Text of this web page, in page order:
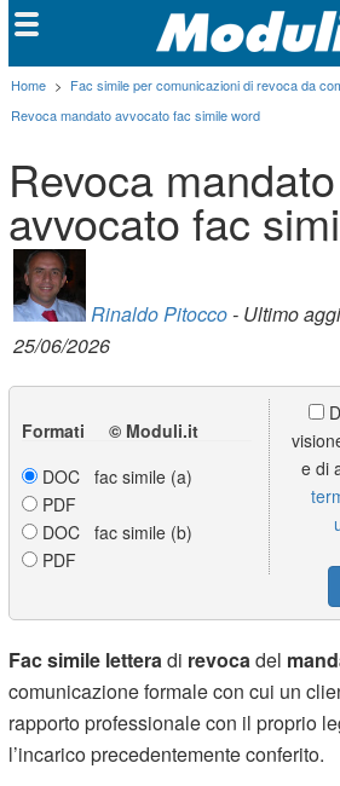
Home > Fac simile per comunicazioni di revoca da
Revoca mandato avvocato fac simile word
Revoca mandato
avvocato fac
Rinaldo Pitocco- Ultimo
25/06/2026
Formati © Moduli.it
DOC fac simile (a)
PDF
DOC fac simile (b)
PDF
e di
Fac simile letteradi revocadel
comunicazione formale con cui un
rapporto professionale con il proprio
l’incarico precedentemente conferito.